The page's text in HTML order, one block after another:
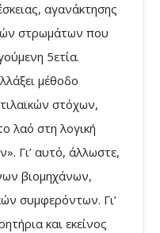
αγανάκτησης
στρωμάτων που
5ετία.
μέθοδο
στόχων,
λαό στη λογική
Γι’ αυτό, άλλωστε,
βιομηχάνων,
συμφερόντων. Γι’
και εκείνος